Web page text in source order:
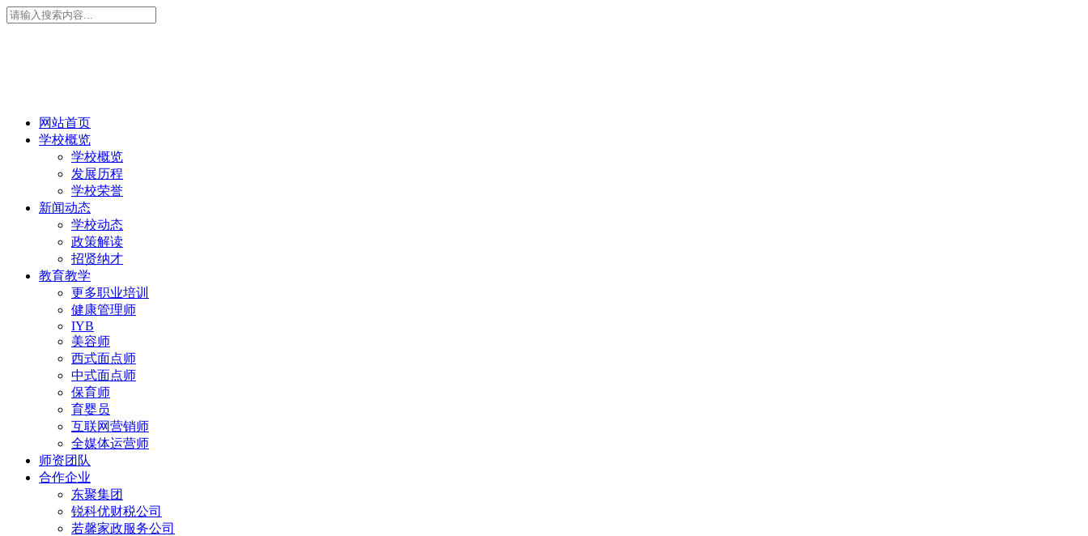
网站首页
学校概览
学校概览
发展历程
学校荣誉
新闻动态
学校动态
政策解读
招贤纳才
教育教学
更多职业培训
健康管理师
IYB
美容师
西式面点师
中式面点师
保育师
育婴员
互联网营销师
全媒体运营师
师资团队
合作企业
东聚集团
锐科优财税公司
若馨家政服务公司